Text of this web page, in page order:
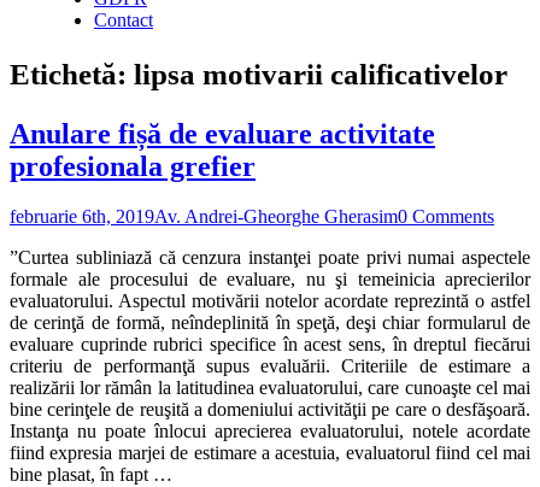
Contact
Etichetă: lipsa motivarii calificativelor
Anulare fișă de evaluare activitate
profesionala grefier
februarie 6th, 2019Av. Andrei-Gheorghe Gherasim0 Comments
”Curtea subliniază că cenzura instanţei poate privi numai aspectele
formale ale procesului de evaluare, nu şi temeinicia aprecierilor
evaluatorului. Aspectul motivării notelor acordate reprezintă o astfel
de cerinţă de formă, neîndeplinită în speţă, deşi chiar formularul de
evaluare cuprinde rubrici specifice în acest sens, în dreptul fiecărui
criteriu de performanţă supus evaluării. Criteriile de estimare a
realizării lor rămân la latitudinea evaluatorului, care cunoaşte cel mai
bine cerinţele de reuşită a domeniului activităţii pe care o desfăşoară.
Instanţa nu poate înlocui aprecierea evaluatorului, notele acordate
fiind expresia marjei de estimare a acestuia, evaluatorul fiind cel mai
bine plasat, în fapt …